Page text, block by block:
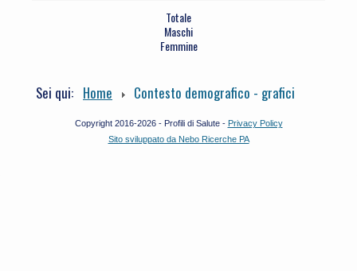
Totale
Maschi
Femmine
Sei qui: Home Contesto demografico - grafici
Copyright 2016-2026 - Profili di Salute - Privacy Policy
Sito sviluppato da Nebo Ricerche PA